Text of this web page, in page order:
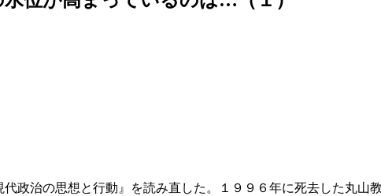
政治の思想と行動』を読み直した。１９９６年に死去した丸山